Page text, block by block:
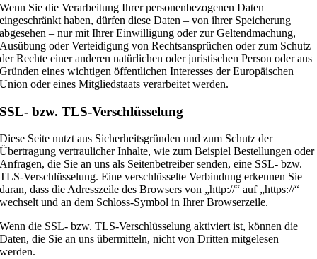
Wenn Sie die Verarbeitung Ihrer personenbezogenen Daten
eingeschränkt haben, dürfen diese Daten – von ihrer Speicherung
abgesehen – nur mit Ihrer Einwilligung oder zur Geltendmachung,
Ausübung oder Verteidigung von Rechtsansprüchen oder zum Schutz
der Rechte einer anderen natürlichen oder juristischen Person oder aus
Gründen eines wichtigen öffentlichen Interesses der Europäischen
Union oder eines Mitgliedstaats verarbeitet werden.
SSL- bzw. TLS-Verschlüsselung
Diese Seite nutzt aus Sicherheitsgründen und zum Schutz der
Übertragung vertraulicher Inhalte, wie zum Beispiel Bestellungen oder
Anfragen, die Sie an uns als Seitenbetreiber senden, eine SSL- bzw.
TLS-Verschlüsselung. Eine verschlüsselte Verbindung erkennen Sie
daran, dass die Adresszeile des Browsers von „http://“ auf „https://“
wechselt und an dem Schloss-Symbol in Ihrer Browserzeile.
Wenn die SSL- bzw. TLS-Verschlüsselung aktiviert ist, können die
Daten, die Sie an uns übermitteln, nicht von Dritten mitgelesen
werden.